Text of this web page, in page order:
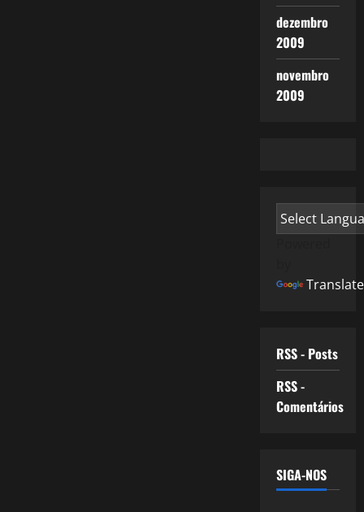
dezembro
2009
novembro
2009
Translate
RSS - Posts
RSS -
Comentários
SIGA-NOS